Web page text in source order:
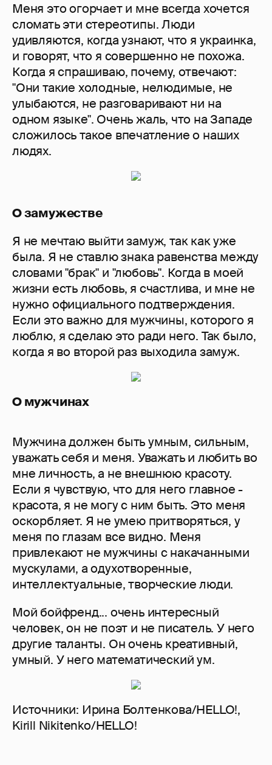
Меня это огорчает и мне всегда хочется
сломать эти стереотипы. Люди
удивляются, когда узнают, что я украинка,
и говорят, что я совершенно не похожа.
Когда я спрашиваю, почему, отвечают:
"Они такие холодные, нелюдимые, не
улыбаются, не разговаривают ни на
одном языке". Очень жаль, что на Западе
сложилось такое впечатление о наших
людях.
О замужестве
Я не мечтаю выйти замуж, так как уже
была. Я не ставлю знака равенства между
словами "брак" и "любовь". Когда в моей
жизни есть любовь, я счастлива, и мне не
нужно официального подтверждения.
Если это важно для мужчины, которого я
люблю, я сделаю это ради него. Так было,
когда я во второй раз выходила замуж.
О мужчинах
Мужчина должен быть умным, сильным,
уважать себя и меня. Уважать и любить во
мне личность, а не внешнюю красоту.
Если я чувствую, что для него главное -
красота, я не могу с ним быть. Это меня
оскорбляет. Я не умею притворяться, у
меня по глазам все видно. Меня
привлекают не мужчины с накачанными
мускулами, а одухотворенные,
интеллектуальные, творческие люди.
Мой бойфренд... очень интересный
человек, он не поэт и не писатель. У него
другие таланты. Он очень креативный,
умный. У него математический ум.
Источники: Ирина Болтенкова/HELLO!,
Kirill Nikitenko/HELLO!